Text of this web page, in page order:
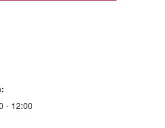
- 12:00